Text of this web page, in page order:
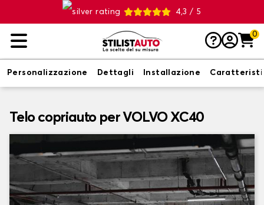
4,3 / 5
0
Personalizzazione Dettagli Installazione
Telo copriauto per VOLVO XC40